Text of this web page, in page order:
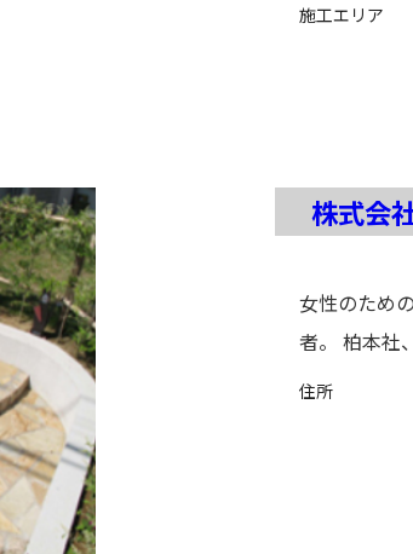
施工エリア
株式会
女性のため
者。 柏本社
住所